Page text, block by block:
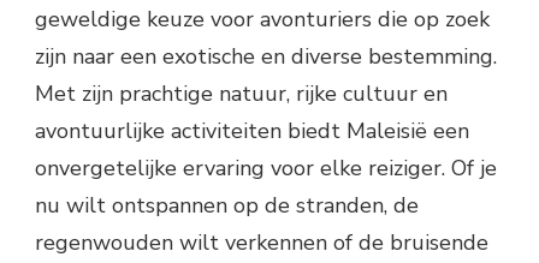
geweldige keuze voor avonturiers die op zoek
zijn naar een exotische en diverse bestemming.
Met zijn prachtige natuur, rijke cultuur en
avontuurlijke activiteiten biedt Maleisië een
onvergetelijke ervaring voor elke reiziger. Of je
nu wilt ontspannen op de stranden, de
regenwouden wilt verkennen of de bruisende